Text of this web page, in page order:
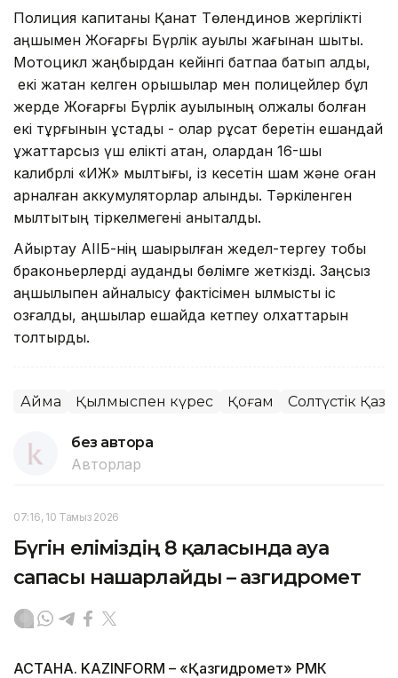
Полиция капитаны Қанат Төлендинов жергілікті
аңшымен Жоғарғы Бүрлік ауылы жағынан шықты.
Мотоцикл жаңбырдан кейінгі батпаққа батып қалды,
екі жақтан келген қорықшылар мен полицейлер бұл
жерде Жоғарғы Бүрлік ауылының олжалы болған
екі тұрғынын ұстады - олар рұқсат беретін ешқандай
құжаттарсыз үш елікті атқан, олардан 16-шы
калибрлі «ИЖ» мылтығы, із кесетін шам және оған
арналған аккумуляторлар алынды. Тәркіленген
мылтықтың тіркелмегені анықталды.
Айыртау АІІБ-нің шақырылған жедел-тергеу тобы
браконьерлерді аудандық бөлімге жеткізді. Заңсыз
аңшылықпен айналысу фактісімен қылмыстық іс
қозғалды, аңшылар ешқайда кетпеу қолхаттарын
толтырды.
Аймақ Қылмыспен күрес Қоғам Солтүстік
без автора
Авторлар
07:16, 10 Тамыз 2026
Бүгін еліміздің 8 қаласында ауа
сапасы нашарлайды – Қазгидромет
АСТАНА. KAZINFORM – «Қазгидромет» РМК